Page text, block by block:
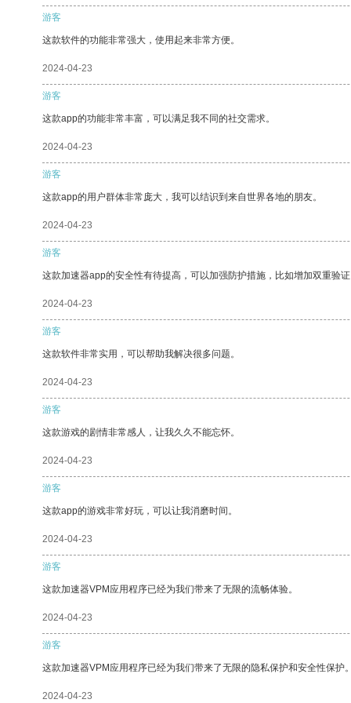
游客
这款软件的功能非常强大，使用起来非常方便。
2024-04-23
游客
这款app的功能非常丰富，可以满足我不同的社交需求。
2024-04-23
游客
这款app的用户群体非常庞大，我可以结识到来自世界各地的朋友。
2024-04-23
游客
这款加速器app的安全性有待提高，可以加强防护措施，比如增加双重验
2024-04-23
游客
这款软件非常实用，可以帮助我解决很多问题。
2024-04-23
游客
这款游戏的剧情非常感人，让我久久不能忘怀。
2024-04-23
游客
这款app的游戏非常好玩，可以让我消磨时间。
2024-04-23
游客
这款加速器VPM应用程序已经为我们带来了无限的流畅体验。
2024-04-23
游客
这款加速器VPM应用程序已经为我们带来了无限的隐私保护和安全性保护
2024-04-23